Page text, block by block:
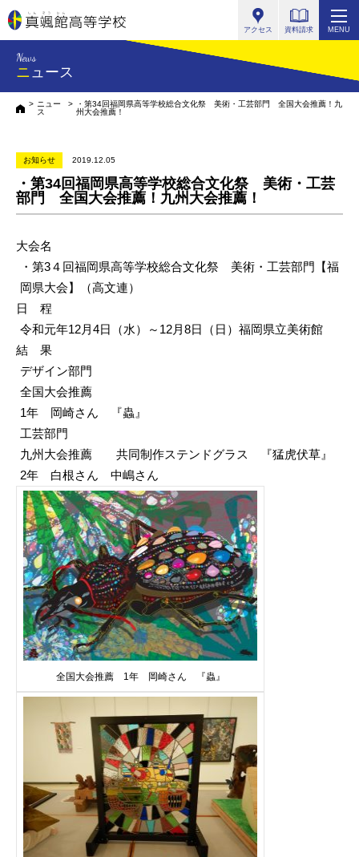
アクセス 資料請求 MENU
News
ニュース
HOMEニュー
ス
・第34回福岡県高等学校総合文化祭 美術・工芸部門 全国大会推薦！九
州大会推薦！
お知らせ 2019.12.05
・第34回福岡県高等学校総合文化祭 美術・工芸
部門 全国大会推薦！九州大会推薦！
大会名
・ 第3４回福岡県高等学校総合文化祭 美術・工芸部門【福
岡県大会】（高文連）
日 程
令和元年12月4日（水）～12月8日（日）福岡県立美術館
結 果
デザイン部門
全国大会推薦
1年 岡崎さん 『蟲』
工芸部門
九州大会推薦 共同制作ステンドグラス 『猛虎伏草』
2年 白根さん 中嶋さん
全国大会推薦 1年 岡崎さん 『蟲』